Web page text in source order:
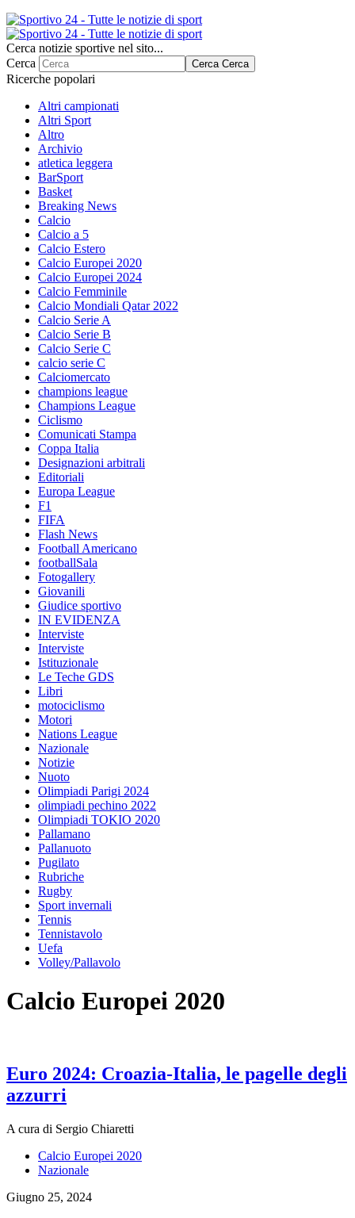
Cerca notizie sportive nel sito...
Cerca
Cerca Cerca
Ricerche popolari
Altri campionati
Altri Sport
Altro
Archivio
atletica leggera
BarSport
Basket
Breaking News
Calcio
Calcio a 5
Calcio Estero
Calcio Europei 2020
Calcio Europei 2024
Calcio Femminile
Calcio Mondiali Qatar 2022
Calcio Serie A
Calcio Serie B
Calcio Serie C
calcio serie C
Calciomercato
champions league
Champions League
Ciclismo
Comunicati Stampa
Coppa Italia
Designazioni arbitrali
Editoriali
Europa League
F1
FIFA
Flash News
Football Americano
footballSala
Fotogallery
Giovanili
Giudice sportivo
IN EVIDENZA
Interviste
Interviste
Istituzionale
Le Teche GDS
Libri
motociclismo
Motori
Nations League
Nazionale
Notizie
Nuoto
Olimpiadi Parigi 2024
olimpiadi pechino 2022
Olimpiadi TOKIO 2020
Pallamano
Pallanuoto
Pugilato
Rubriche
Rugby
Sport invernali
Tennis
Tennistavolo
Uefa
Volley/Pallavolo
Calcio Europei 2020
Euro 2024: Croazia-Italia, le pagelle degli
azzurri
A cura di Sergio Chiaretti
Calcio Europei 2020
Nazionale
Giugno 25, 2024